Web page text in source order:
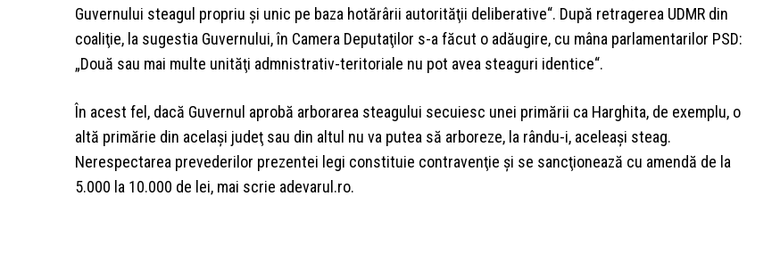
Guvernului steagul propriu şi unic pe baza hotărârii autorităţii deliberative“. După retragerea UDMR din
coaliţie, la sugestia Guvernului, în Camera Deputaţilor s-a făcut o adăugire, cu mâna parlamentarilor PSD:
„Două sau mai multe unităţi admnistrativ-teritoriale nu pot avea steaguri identice“.
În acest fel, dacă Guvernul aprobă arborarea steagului secuiesc unei primării ca Harghita, de exemplu, o
altă primărie din acelaşi judeţ sau din altul nu va putea să arboreze, la rându-i, aceleaşi steag.
Nerespectarea prevederilor prezentei legi constituie contravenţie şi se sancţionează cu amendă de la
5.000 la 10.000 de lei, mai scrie adevarul.ro.